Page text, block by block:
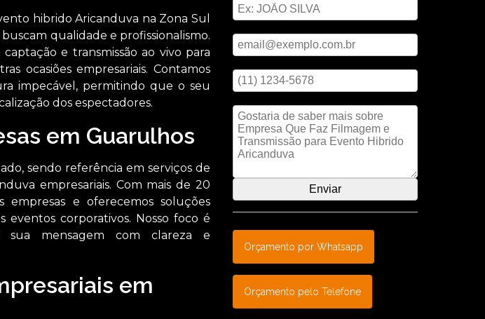
hibrido Aricanduva na Zona Sul
qualidade e profissionalismo.
e transmissão ao vivo para
ocasiões empresariais. Contamos
impecável, permitindo que o seu
dos espectadores.
em Guarulhos
sendo referência em serviços de
empresariais. Com mais de 20
empresas e oferecemos soluções
corporativos. Nosso foco é
sua mensagem com clareza e
em
Orçamento por Whatsapp
Orçamento pelo Telefone